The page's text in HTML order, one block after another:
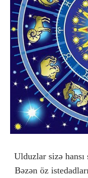
Ulduzlar sizə hansı
Bəzən öz